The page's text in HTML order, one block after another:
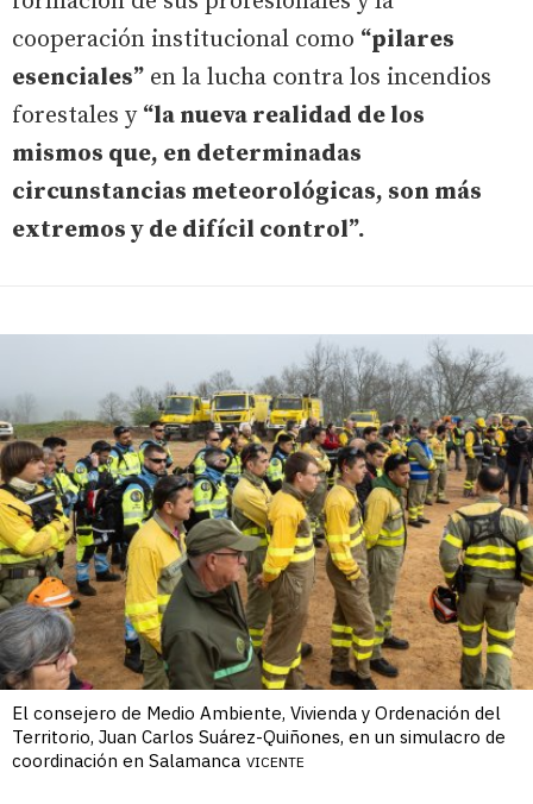
cooperación institucional como “pilares
esenciales” en la lucha contra los incendios
forestales y “la nueva realidad de los
mismos que, en determinadas
circunstancias meteorológicas, son más
extremos y de difícil control”.
El consejero de Medio Ambiente, Vivienda y Ordenación del
Territorio, Juan Carlos Suárez-Quiñones, en un simulacro de
coordinación en Salamanca VICENTE